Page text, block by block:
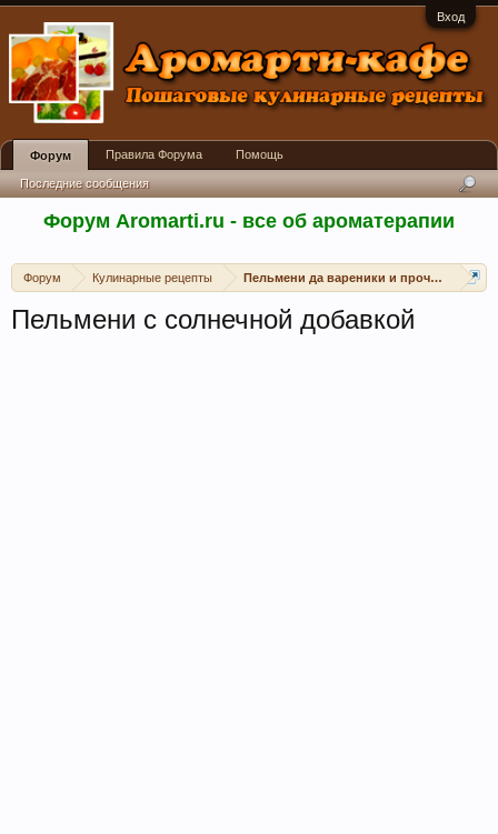
Вход
Форум Aromarti.ru - все об ароматерапии
Форум Кулинарные рецепты Пельмени да вареники и прочие манты
Пельмени с солнечной добавкой
Форум
Последние сообщения
Правила Форума Помощь